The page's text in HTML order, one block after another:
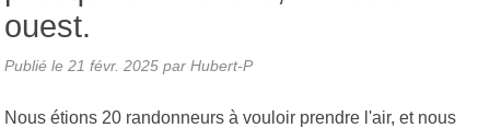
ouest.
Publié le 21 févr. 2025 par Hubert-P
Nous étions 20 randonneurs à vouloir prendre l'air, et nous